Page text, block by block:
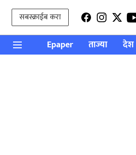
सबस्क्राईब करा
Epaper ताज्या देश